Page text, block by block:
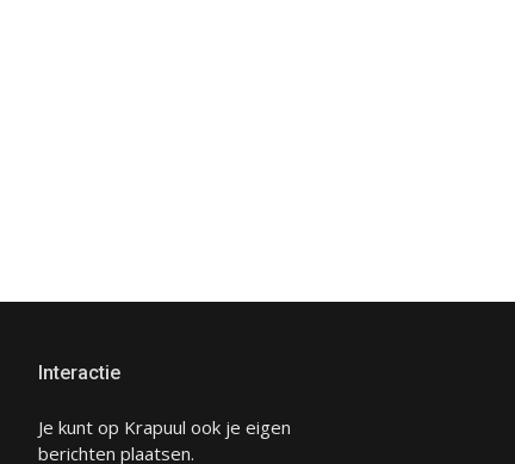
Interactie
Je kunt op Krapuul ook je eigen
berichten plaatsen.